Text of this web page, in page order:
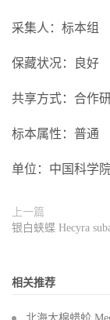
采集人：标本组
保藏状况：良好
共享方式：合作
标本属性：普通
单位：中国科学
上一篇
银白蛱蝶 Hecyra
相关推荐